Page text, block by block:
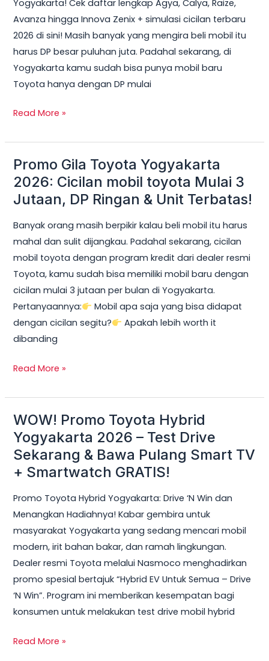
Yogyakarta! Cek daftar lengkap Agya, Calya, Raize,
Avanza hingga Innova Zenix + simulasi cicilan terbaru
2026 di sini! Masih banyak yang mengira beli mobil itu
harus DP besar puluhan juta. Padahal sekarang, di
Yogyakarta kamu sudah bisa punya mobil baru
Toyota hanya dengan DP mulai
Mobil
Toyota
di
Jogja?
Ini
Daftar
+
2026!
Read More »
Promo Gila Toyota Yogyakarta
2026: Cicilan mobil toyota Mulai 3
Jutaan, DP Ringan & Unit Terbatas!
Banyak orang masih berpikir kalau beli mobil itu harus
mahal dan sulit dijangkau. Padahal sekarang, cicilan
mobil toyota dengan program kredit dari dealer resmi
Toyota, kamu sudah bisa memiliki mobil baru dengan
cicilan mulai 3 jutaan per bulan di Yogyakarta.
Pertanyaannya:
Mobil apa saja yang bisa didapat
dengan cicilan segitu?
Apakah lebih worth it
dibanding
Promo
Gila
Toyota
2026:
Cicilan
mobil
toyota
Mulai
3
Jutaan,
DP
&
Read More »
WOW! Promo Toyota Hybrid
Yogyakarta 2026 – Test Drive
Sekarang & Bawa Pulang Smart TV
+ Smartwatch GRATIS!
Promo Toyota Hybrid Yogyakarta: Drive ‘N Win dan
Menangkan Hadiahnya! Kabar gembira untuk
masyarakat Yogyakarta yang sedang mencari mobil
modern, irit bahan bakar, dan ramah lingkungan.
Dealer resmi Toyota melalui Nasmoco menghadirkan
promo spesial bertajuk “Hybrid EV Untuk Semua – Drive
‘N Win”. Program ini memberikan kesempatan bagi
konsumen untuk melakukan test drive mobil hybrid
WOW!
Promo
Toyota
Hybrid
2026
–
Test
Drive
Sekarang
&
Bawa
Pulang
TV
Read More »